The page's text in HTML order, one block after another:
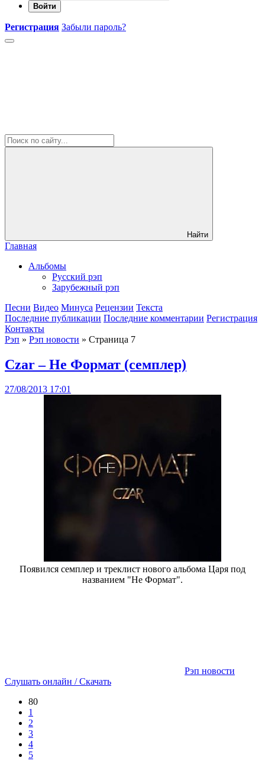
Войти
Регистрация Забыли пароль?
Найти
Главная
Альбомы
Русский рэп
Зарубежный рэп
Песни Видео Минуса Рецензии Текста
Последние публикации Последние комментарии Регистрация
Контакты
Рэп » Рэп новости » Страница 7
Czar – Не Формат (семплер)
27/08/2013 17:01
Появился семплер и треклист нового альбома Царя под
названием "Не Формат".
Рэп новости
Слушать онлайн / Скачать
80
1
2
3
4
5